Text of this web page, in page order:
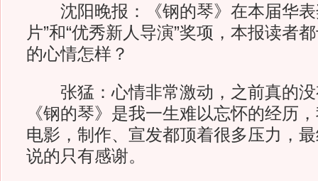
沈阳晚报：《钢的琴》在本届华表
片”和“优秀新人导演”奖项，本报读者
的心情怎样？
张猛：心情非常激动，之前真的没
《钢的琴》是我一生难以忘怀的经历
电影，制作、宣发都顶着很多压力，
说的只有感谢。